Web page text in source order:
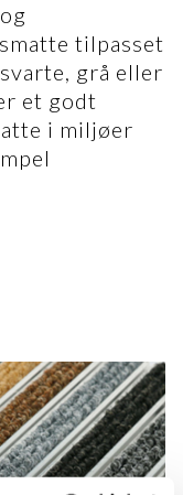
tilpasset
grå eller
et godt
i miljøer